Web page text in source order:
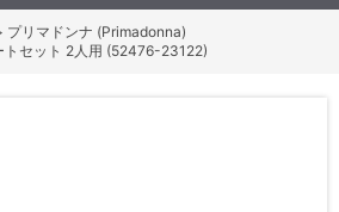
プリマドンナ (Primadonna)
トセット 2人用 (52476-23122)